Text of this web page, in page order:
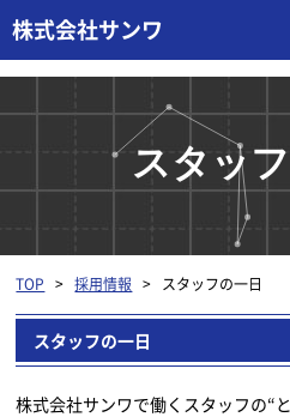
スタッ
TOP >採用情報 > スタッフの一日
スタッフの一日
株式会社サンワで働くスタッフの“